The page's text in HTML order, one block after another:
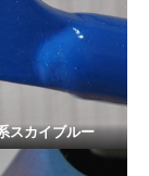
スカイブルー